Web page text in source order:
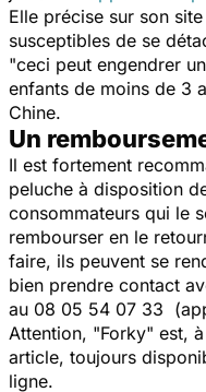
Elle précise sur son
susceptibles de se
"ceci peut engendrer
enfants de moins de 3
Chine.
Un
Il est fortement
peluche à disposition
consommateurs qui le
rembourser en le
faire, ils peuvent se
bien prendre contact
au 08 05 54 07 33
Attention, "Forky" est,
article, toujours
ligne.